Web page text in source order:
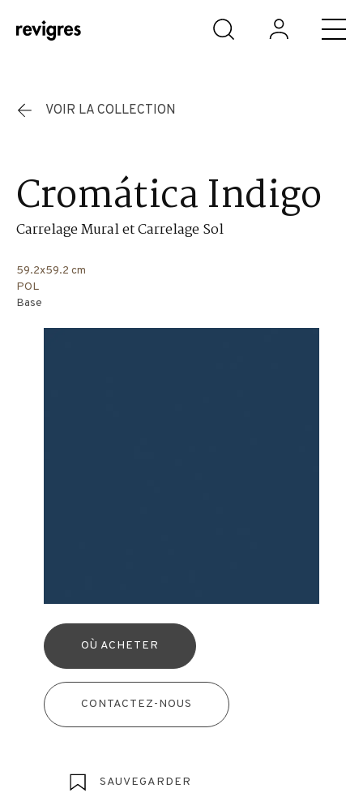
Aller au contenu principal
VOIR LA COLLECTION
Cromática Indigo
Carrelage Mural et Carrelage Sol
59.2x59.2 cm
POL
Base
OÙ ACHETER
CONTACTEZ-NOUS
SAUVEGARDER